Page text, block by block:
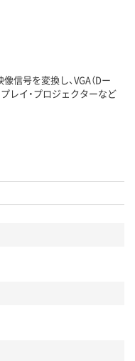
信号を変換し、VGA（Dー
レイ・プロジェクターなど